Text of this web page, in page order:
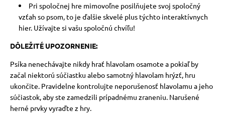
Pri spoločnej hre mimovoľne posilňujete svoj spoločný
vzťah so psom, to je ďalšie skvelé plus týchto interaktívnych
hier. Užívajte si vašu spoločnú chvíľu!
DÔLEŽITÉ UPOZORNENIE:
Psíka nenechávajte nikdy hrať hlavolam osamote a pokiaľ by
začal niektorú súčiastku alebo samotný hlavolam hrýzť, hru
ukončite. Pravidelne kontrolujte neporušenosť hlavolamu a jeho
súčiastok, aby ste zamedzili prípadnému zraneniu. Narušené
herné prvky vyraďte z hry.